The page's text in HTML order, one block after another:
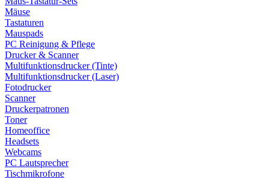
Mäuse
Tastaturen
Mauspads
PC Reinigung & Pflege
Drucker & Scanner
Multifunktionsdrucker (Tinte)
Multifunktionsdrucker (Laser)
Fotodrucker
Scanner
Druckerpatronen
Toner
Homeoffice
Headsets
Webcams
PC Lautsprecher
Tischmikrofone